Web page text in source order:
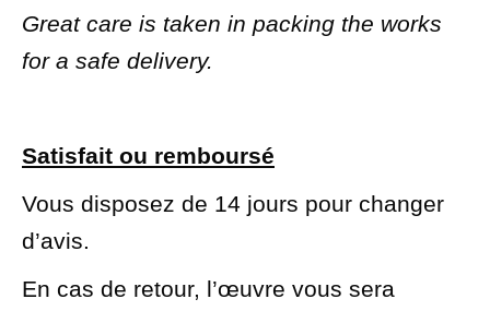
Great care is taken in packing the works
for a safe delivery.
Satisfait ou remboursé
Vous disposez de 14 jours pour changer
d’avis.
En cas de retour, l’œuvre vous sera